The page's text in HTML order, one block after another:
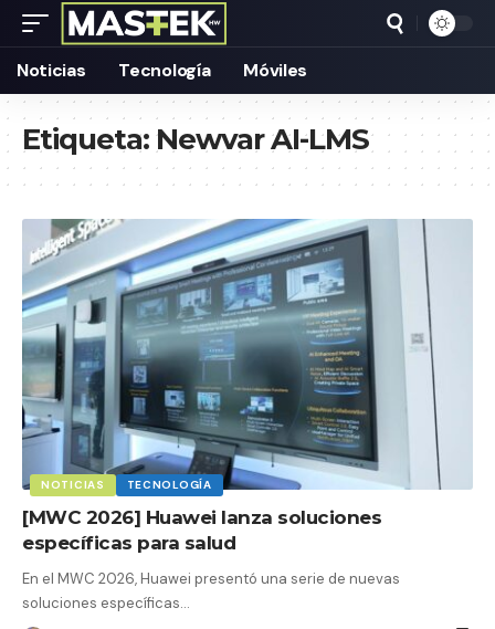
Noticias Tecnología Móviles
Etiqueta:Newvar AI-LMS
NOTICIAS TECNOLOGÍA
[MWC 2026] Huawei lanza soluciones
específicas para salud
En el MWC 2026, Huawei presentó una serie de nuevas
soluciones específicas…